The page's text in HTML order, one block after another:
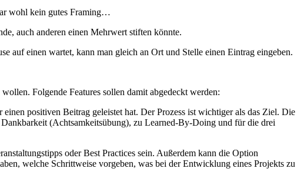
wohl kein gutes Framing…
auch anderen einen Mehrwert stiften könnte.
auf einen wartet, kann man gleich an Ort und Stelle einen Eintrag eingeben.
Folgende Features sollen damit abgedeckt werden:
positiven Beitrag geleistet hat. Der Prozess ist wichtiger als das Ziel. Die
(Achtsamkeitsübung), zu Learned-By-Doing und für die drei
oder Best Practices sein. Außerdem kann die Option
welche Schrittweise vorgeben, was bei der Entwicklung eines Projekts zu